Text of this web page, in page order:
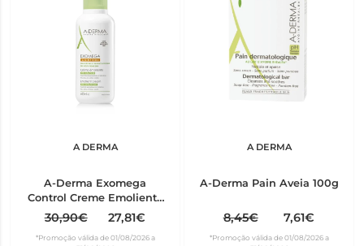
A DERMA
A-Derma Exomega
Control Creme Emoliente
400 ml
30,90€ 27,81€
*Promoção válida de 01/08/2026 a
A DERMA
A-Derma Pain Aveia 100g
8,45€ 7,61€
*Promoção válida de 01/08/2026 a